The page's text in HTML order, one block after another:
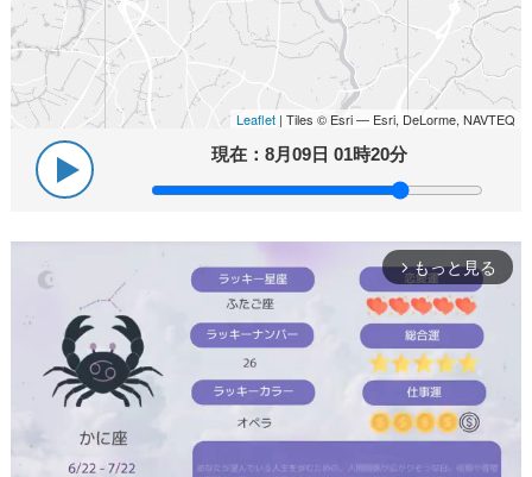
Leaflet | Tiles © Esri — Esri, DeLorme, NAVTEQ
現在：8月09日 01時20分
arrow_forward_ios もっと見る